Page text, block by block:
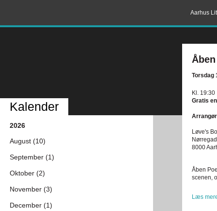
Aarhus
Torsdag
Kl. 19:30
Gratis
Løve's
8000
Åben
scenen,
Læs
Kalender
2026
August (10)
September (1)
Oktober (2)
November (3)
December (1)